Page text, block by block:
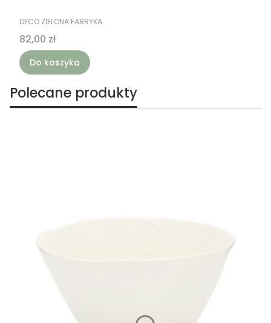
PRODUCENT
DECO ZIELONA FABRYKA
Cena
82,00 zł
Do koszyka
Polecane produkty